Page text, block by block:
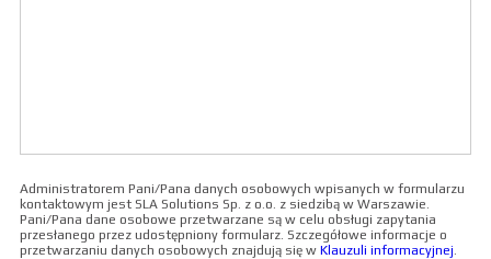
Administratorem Pani/Pana danych osobowych wpisanych w formularzu
kontaktowym jest SLA Solutions Sp. z o.o. z siedzibą w Warszawie.
Pani/Pana dane osobowe przetwarzane są w celu obsługi zapytania
przesłanego przez udostępniony formularz. Szczegółowe informacje o
przetwarzaniu danych osobowych znajdują się w Klauzuli informacyjnej.